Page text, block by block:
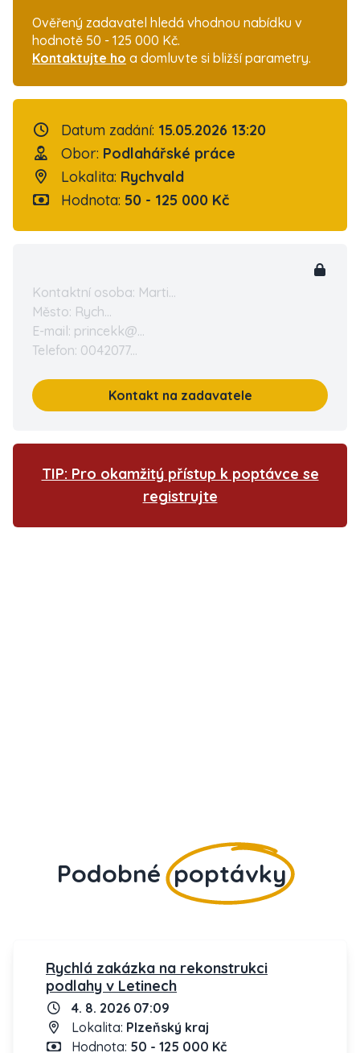
Ověřený zadavatel hledá vhodnou nabídku v
hodnotě 50 - 125 000 Kč.
Kontaktujte ho a domluvte si bližší parametry.
Datum zadání: 15.05.2026 13:20
Obor: Podlahářské práce
Lokalita: Rychvald
Hodnota: 50 - 125 000 Kč
Kontaktní osoba: Marti...
Město: Rych...
E-mail: princekk@...
Telefon: 0042077...
Kontakt na zadavatele
TIP: Pro okamžitý přístup k poptávce se
registrujte
Podobné poptávky
Rychlá zakázka na rekonstrukci
podlahy v Letinech
4. 8. 2026 07:09
Lokalita: Plzeňský kraj
Hodnota: 50 - 125 000 Kč